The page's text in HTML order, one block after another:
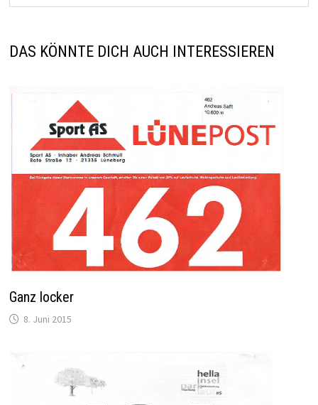
DAS KÖNNTE DICH AUCH INTERESSIEREN
Ganz locker
8. Juni 2015